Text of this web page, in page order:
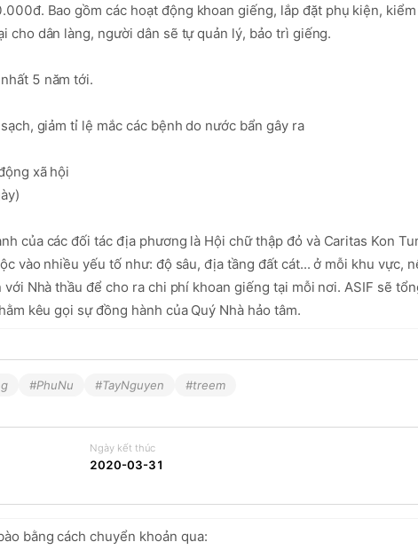
Bao gồm các hoạt động khoan giếng, lắp đặt phụ kiện,
cho dân làng, người dân sẽ tự quản lý, bảo trì giếng.
5 năm tới.
giảm tỉ lệ mắc các bệnh do nước bẩn gây ra
xã hội
của các đối tác địa phương là Hội chữ thập đỏ và Caritas Kon
vào nhiều yếu tố như: độ sâu, địa tầng đất cát... ở mỗi khu vực,
Nhà thầu để cho ra chi phí khoan giếng tại mỗi nơi. ASIF sẽ
kêu gọi sự đồng hành của Quý Nhà hảo tâm.
#PhuNu #TayNguyen #treem
Ngày kết thúc
2020-03-31
bằng cách chuyển khoản qua: